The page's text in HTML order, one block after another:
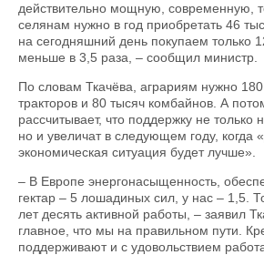
действительно мощную, современную,
селянам нужно в год приобретать 46
на сегодняшний день покупаем только
меньше в 3,5 раза, – сообщил министр.
По словам Ткачёва, аграриям нужно
тракторов и 80 тысяч комбайнов. А
рассчитывает, что поддержку не только
но и увеличат в следующем году, когда
экономическая ситуация будет лучше».
– В Европе энергонасыщенность,
гектар – 5 лошадиных сил, у нас – 1,5.
лет десять активной работы, – заявил
главное, что мы на правильном пути.
поддерживают и с удовольствием